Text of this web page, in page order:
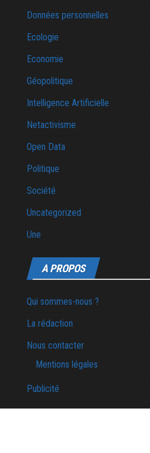
Données personnelles
Ecologie
Economie
Géopolitique
Intelligence Artificielle
Netactivisme
Open Data
Politique
Société
Uncategorized
Une
A PROPOS
Qui sommes-nous ?
La rédaction
Nous contacter
Mentions légales
Publicité